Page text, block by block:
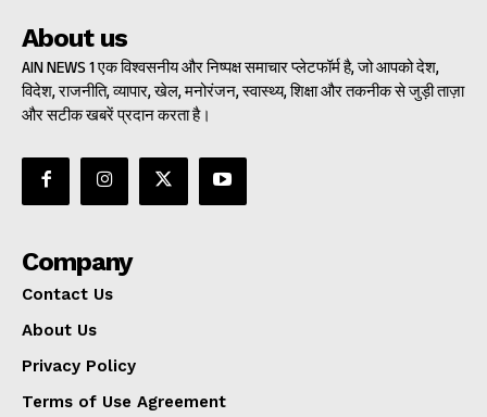
About us
AIN NEWS 1 एक विश्वसनीय और निष्पक्ष समाचार प्लेटफॉर्म है, जो आपको देश,
विदेश, राजनीति, व्यापार, खेल, मनोरंजन, स्वास्थ्य, शिक्षा और तकनीक से जुड़ी ताज़ा
और सटीक खबरें प्रदान करता है।
Company
Contact Us
About Us
Privacy Policy
Terms of Use Agreement